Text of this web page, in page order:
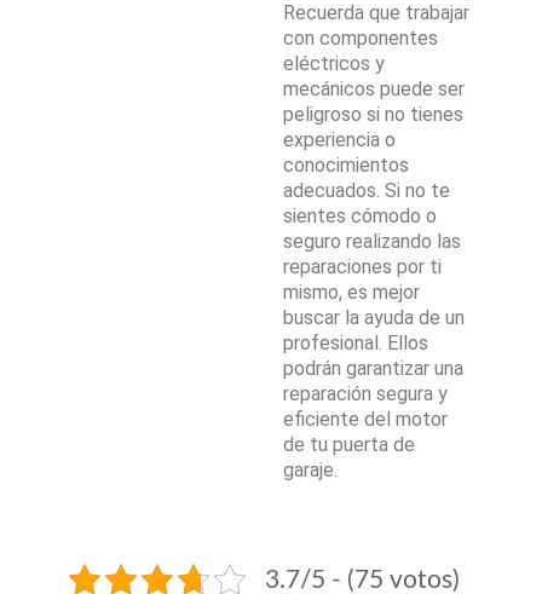
Recuerda que trabajar
con componentes
eléctricos y
mecánicos puede ser
peligroso si no tienes
experiencia o
conocimientos
adecuados. Si no te
sientes cómodo o
seguro realizando las
reparaciones por ti
mismo, es mejor
buscar la ayuda de un
profesional. Ellos
podrán garantizar una
reparación segura y
eficiente del motor
de tu puerta de
garaje.
3.7/5 - (75 votos)